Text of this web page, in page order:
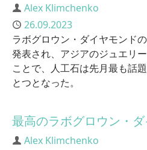
Author
Alex Klimchenko
Published
26.09.2023
ラボグロウン・ダイヤモンド
発表され、アジアのジュエリ
ことで、人工石は先月最も話
とつとなった。
最高のラボグロウン・
Author
Alex Klimchenko